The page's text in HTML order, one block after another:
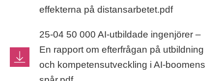
effekterna på distansarbetet.pdf
25-04 50 000 AI-utbildade ingenjörer –
En rapport om efterfrågan på utbildning
och kompetensutveckling i AI-boomens